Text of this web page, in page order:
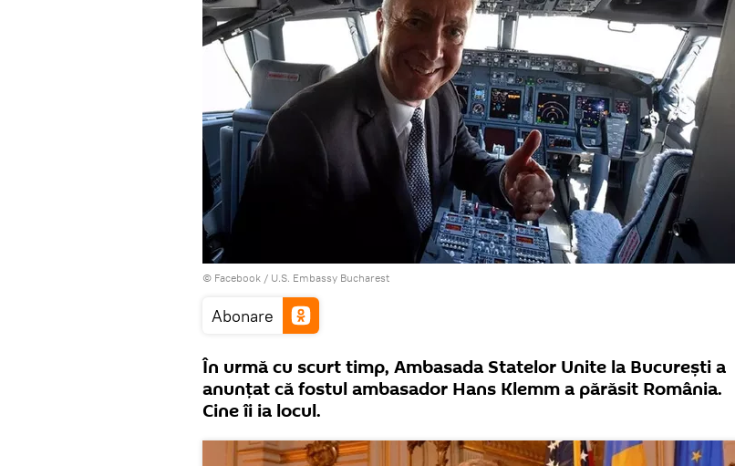
© Facebook / U.S. Embassy Bucharest
Abonare
În urmă cu scurt timp, Ambasada Statelor Unite la București a
anunțat că fostul ambasador Hans Klemm a părăsit România.
Cine îi ia locul.